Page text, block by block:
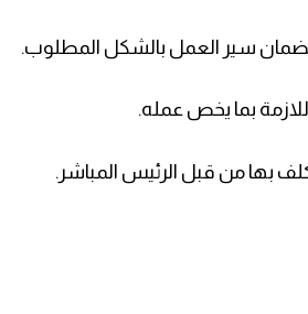
سير العمل بالشكل المطلوب.
اللازمة بما يخص عمله.
بها من قبل الرئيس المباشر.